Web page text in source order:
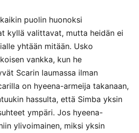
puolin huonoksi
kyllä valittavat, mutta heidän ei
yhtään mitään. Usko
vankka, kun he
Scarin laumassa ilman
on hyeena-armeija takanaan,
hassulta, että Simba yksin
ympäri. Jos hyeena-
ylivoimainen, miksi yksin